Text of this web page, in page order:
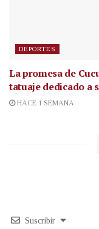
DEPORTES
La promesa de
tatuaje dedicado a
HACE 1 SEMANA
Suscribir